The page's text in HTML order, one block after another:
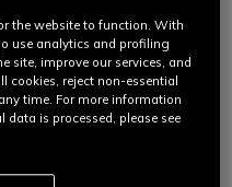
the website to function. With
use analytics and profiling
site, improve our services, and
cookies, reject non-essential
time. For more information
data is processed, please see